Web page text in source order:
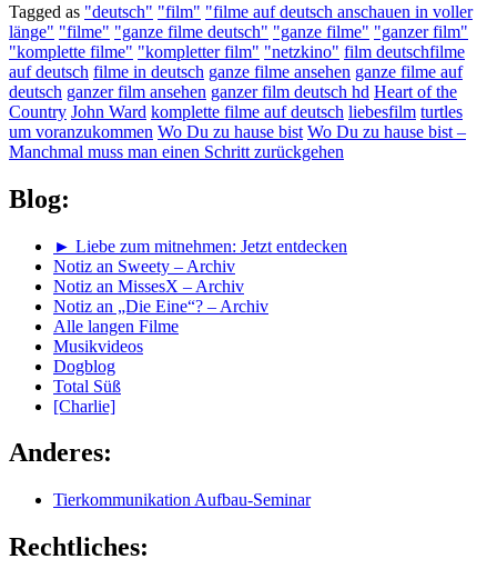
Tagged as "deutsch" "film" "filme auf deutsch anschauen in voller
länge" "filme" "ganze filme deutsch" "ganze filme" "ganzer film"
"komplette filme" "kompletter film" "netzkino" film deutschfilme
auf deutsch filme in deutsch ganze filme ansehen ganze filme auf
deutsch ganzer film ansehen ganzer film deutsch hd Heart of the
Country John Ward komplette filme auf deutsch liebesfilm turtles
um voranzukommen Wo Du zu hause bist Wo Du zu hause bist –
Manchmal muss man einen Schritt zurückgehen
Blog:
► Liebe zum mitnehmen: Jetzt entdecken
Notiz an Sweety – Archiv
Notiz an MissesX – Archiv
Notiz an „Die Eine“? – Archiv
Alle langen Filme
Musikvideos
Dogblog
Total Süß
[Charlie]
Anderes:
Tierkommunikation Aufbau-Seminar
Rechtliches: